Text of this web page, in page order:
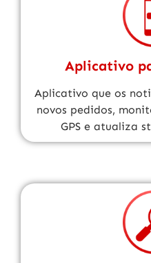
Aplicativo
Aplicativo que os
novos pedidos,
GPS e atualiza